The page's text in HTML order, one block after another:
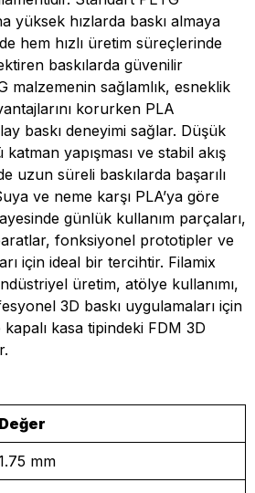
yüksek hızlarda baskı almaya
hem hızlı üretim süreçlerinde
baskılarda güvenilir
malzemenin sağlamlık, esneklik
korurken PLA
baskı deneyimi sağlar. Düşük
yapışması ve stabil akış
uzun süreli baskılarda başarılı
ve neme karşı PLA’ya göre
günlük kullanım parçaları,
fonksiyonel prototipler ve
için ideal bir tercihtir. Filamix
üretim, atölye kullanımı,
3D baskı uygulamaları için
kasa tipindeki FDM 3D
Değer
mm